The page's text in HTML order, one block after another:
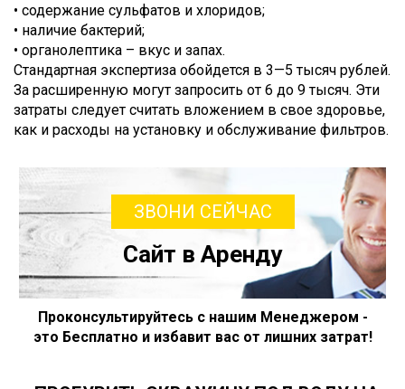
• содержание сульфатов и хлоридов;
• наличие бактерий;
• органолептика – вкус и запах.
Стандартная экспертиза обойдется в 3—5 тысяч рублей.
За расширенную могут запросить от 6 до 9 тысяч. Эти
затраты следует считать вложением в свое здоровье,
как и расходы на установку и обслуживание фильтров.
ЗВОНИ СЕЙЧАС
Сайт в Аренду
Проконсультируйтесь с нашим Менеджером -
это Бесплатно и избавит вас от лишних затрат!